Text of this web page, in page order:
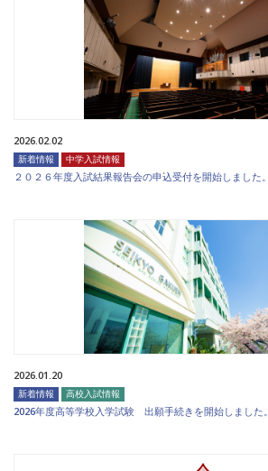
2026.02.02
新着情報 中学入試情報
２０２６年度入試結果報告会の申込受付を開始しました。
2026.01.20
新着情報 高校入試情報
2026年度高等学校入学試験 出願手続きを開始しました。